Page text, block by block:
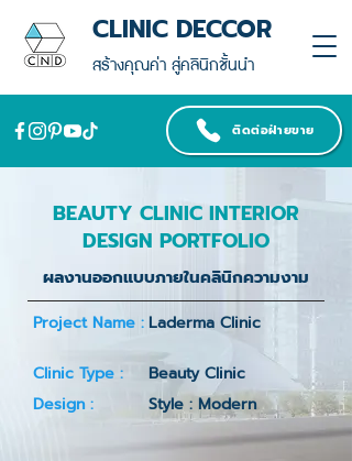
สร้างคุณค่า สู่คลินิกชั้นนำ
CLINIC DECCOR
ติดต่อฝ่ายขาย
BEAUTY CLINIC INTERIOR
DESIGN PORTFOLIO
ผลงานออกแบบภายในคลินิกความงาม
Project Name : Laderma Clinic
Clinic Type :
Beauty Clinic
Design :
Style : Modern